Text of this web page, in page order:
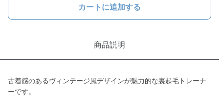
カートに追加する
商品説明
古着感のあるヴィンテージ風デザインが魅力的な裏起毛トレーナ
ーです。